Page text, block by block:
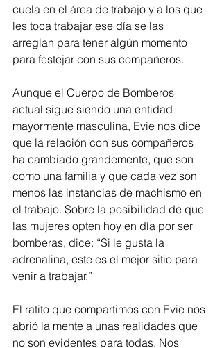
cuela en el área de trabajo y a los que
les toca trabajar ese día se las
arreglan para tener algún momento
para festejar con sus compañeros.
Aunque el Cuerpo de Bomberos
actual sigue siendo una entidad
mayormente masculina, Evie nos dice
que la relación con sus compañeros
ha cambiado grandemente, que son
como una familia y que cada vez son
menos las instancias de machismo en
el trabajo. Sobre la posibilidad de que
las mujeres opten hoy en día por ser
bomberas, dice: “Si le gusta la
adrenalina, este es el mejor sitio para
venir a trabajar.”
El ratito que compartimos con Evie nos
abrió la mente a unas realidades que
no son evidentes para todas. Nos